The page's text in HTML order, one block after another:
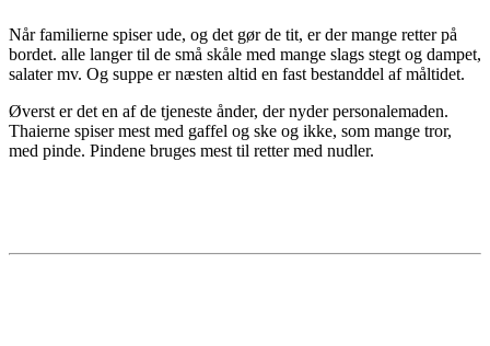
Når familierne spiser ude, og det gør de tit, er der mange retter på
bordet. alle langer til de små skåle med mange slags stegt og dampet,
salater mv. Og suppe er næsten altid en fast bestanddel af måltidet.
Øverst er det en af de tjeneste ånder, der nyder personalemaden.
Thaierne spiser mest med gaffel og ske og ikke, som mange tror,
med pinde. Pindene bruges mest til retter med nudler.